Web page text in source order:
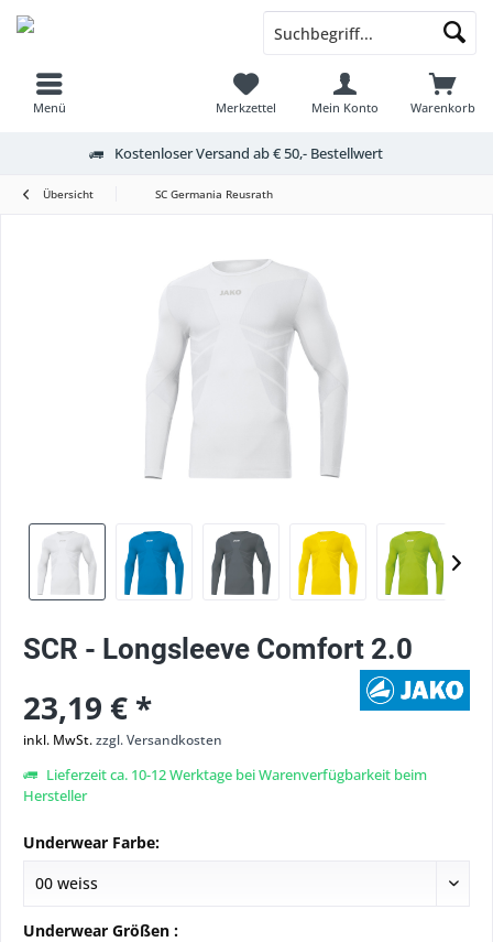
Menü Warenkorb
Merkzettel Mein Konto
Kostenloser Versand ab € 50,- Bestellwert
Übersicht SC Germania Reusrath
SCR - Longsleeve Comfort 2.0
23,19 € *
inkl. MwSt.zzgl. Versandkosten
Lieferzeit ca. 10-12 Werktage bei Warenverfügbarkeit beim
Hersteller
Underwear Farbe:
Underwear Größen :